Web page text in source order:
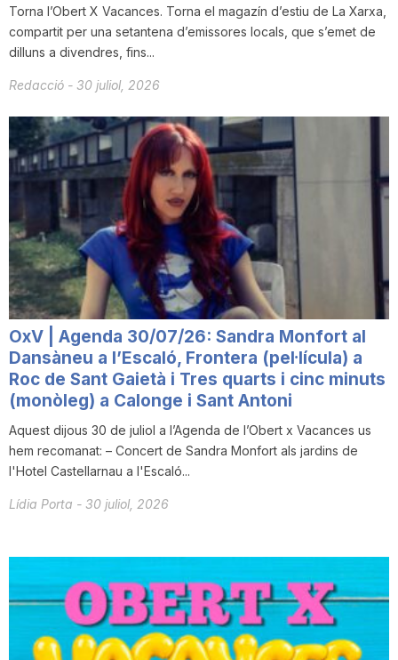
Torna l’Obert X Vacances. Torna el magazín d’estiu de La Xarxa,
compartit per una setantena d’emissores locals, que s’emet de
dilluns a divendres, fins...
Redacció - 30 juliol, 2026
OxV | Agenda 30/07/26: Sandra Monfort al
Dansàneu a l’Escaló, Frontera (pel·lícula) a
Roc de Sant Gaietà i Tres quarts i cinc minuts
(monòleg) a Calonge i Sant Antoni
Aquest dijous 30 de juliol a l’Agenda de l’Obert x Vacances us
hem recomanat: – Concert de Sandra Monfort als jardins de
l'Hotel Castellarnau a l'Escaló...
Lídia Porta - 30 juliol, 2026